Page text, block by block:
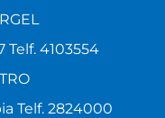
Telf. 4103554
Telf. 2824000